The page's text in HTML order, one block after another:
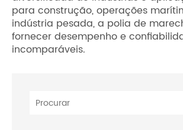
para construção, operações
indústria pesada, a polia de
fornecer desempenho e
incomparáveis.